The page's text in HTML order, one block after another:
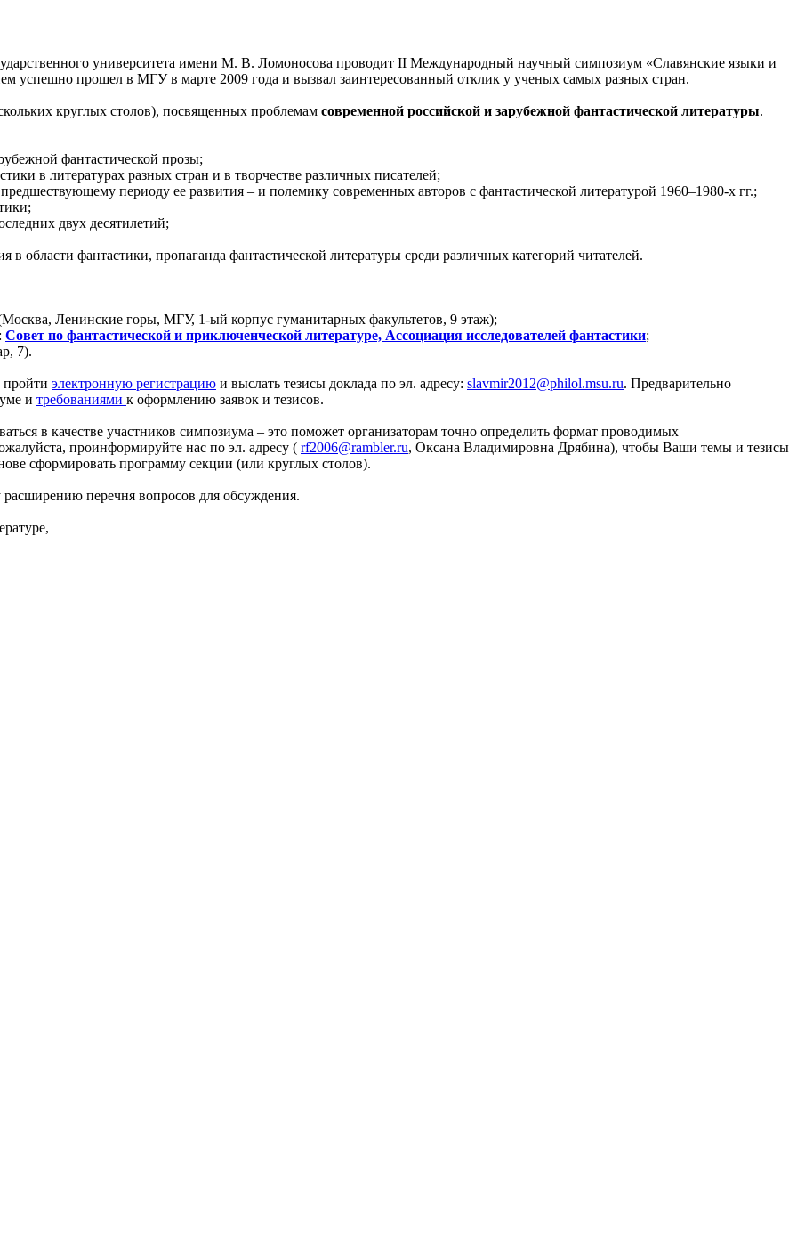
университета имени М. В. Ломоносова проводит II Международный научный симпозиум «Славянские языки и
успешно прошел в МГУ в марте 2009 года и вызвал заинтересованный отклик у ученых самых разных стран.
круглых столов), посвященных проблемам современной российской и зарубежной фантастической литературы.
фантастической прозы;
в литературах разных стран и в творчестве различных писателей;
периоду ее развития – и полемику современных авторов с фантастической литературой 1960–1980-х гг.;
двух десятилетий;
в области фантастики, пропаганда фантастической литературы среди различных категорий читателей.
Ленинские горы, МГУ, 1-ый корпус гуманитарных факультетов, 9 этаж);
Совет по фантастической и приключенческой литературе, Ассоциация исследователей фантастики;
7).
электронную регистрацию и выслать тезисы доклада по эл. адресу: slavmir2012@philol.msu.ru. Предварительно
и требованиями к оформлению заявок и тезисов.
в качестве участников симпозиума – это поможет организаторам точно определить формат проводимых
проинформируйте нас по эл. адресу ( rf2006@rambler.ru, Оксана Владимировна Дрябина), чтобы Ваши темы и тезисы
сформировать программу секции (или круглых столов).
перечня вопросов для обсуждения.